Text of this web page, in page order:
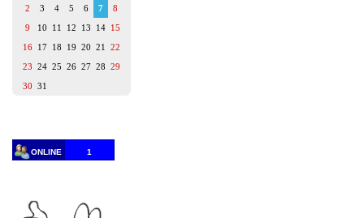
2
3 4 5 6 7
8
9
10 11 12 13 14 15
16 17 18 19 20 21
22
23 24 25 26 27 28 29
30 31
ONLINE 1